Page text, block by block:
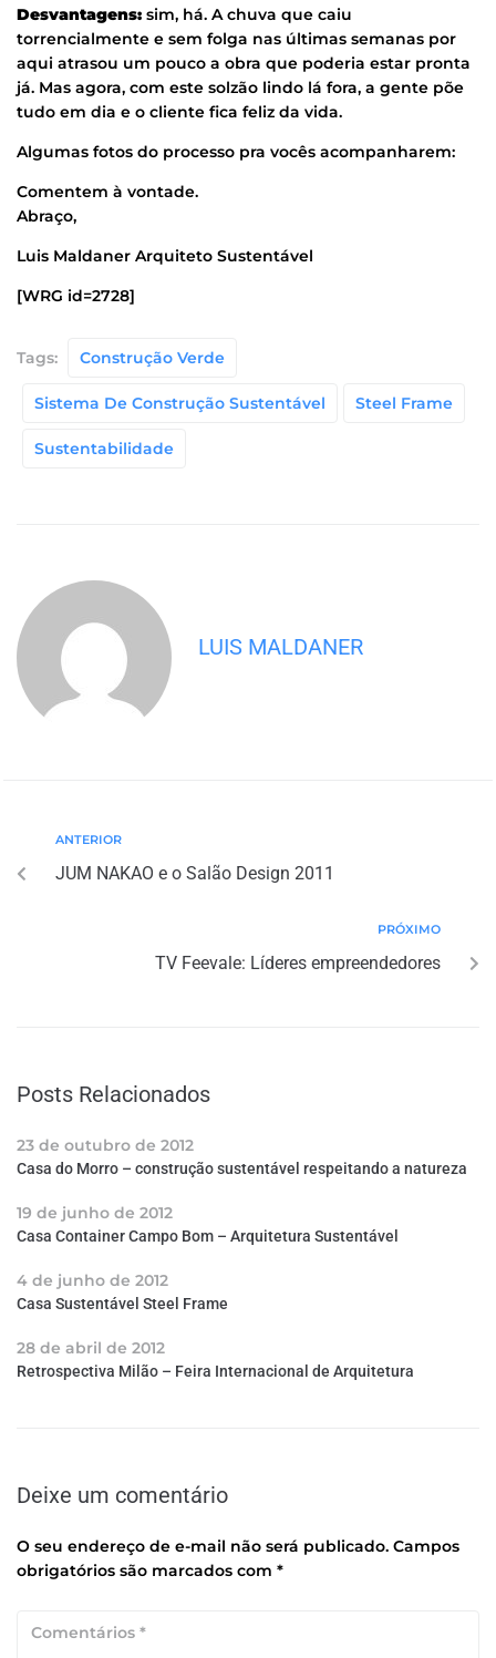
Desvantagens: sim, há. A chuva que caiu
torrencialmente e sem folga nas últimas semanas por
aqui atrasou um pouco a obra que poderia estar pronta
já. Mas agora, com este solzão lindo lá fora, a gente põe
tudo em dia e o cliente fica feliz da vida.
Algumas fotos do processo pra vocês acompanharem:
Comentem à vontade.
Abraço,
Luis Maldaner Arquiteto Sustentável
[WRG id=2728]
Tags: Construção Verde
Sistema De Construção Sustentável Steel Frame
Sustentabilidade
LUIS MALDANER
ANTERIOR
JUM NAKAO e o Salão Design 2011
PRÓXIMO
TV Feevale: Líderes empreendedores
Posts Relacionados
23 de outubro de 2012
Casa do Morro – construção sustentável respeitando a natureza
19 de junho de 2012
Casa Container Campo Bom – Arquitetura Sustentável
4 de junho de 2012
Casa Sustentável Steel Frame
28 de abril de 2012
Retrospectiva Milão – Feira Internacional de Arquitetura
Deixe um comentário
O seu endereço de e-mail não será publicado. Campos
obrigatórios são marcados com *